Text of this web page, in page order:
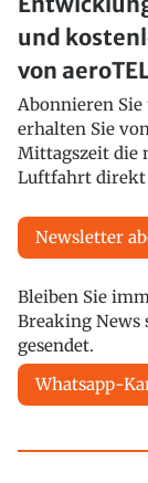
und
von
Abonnieren
erhalten Sie
Mittagszeit die
Luftfahrt direkt
Newsletter
Bleiben Sie
Breaking
gesendet.
Whatsapp-